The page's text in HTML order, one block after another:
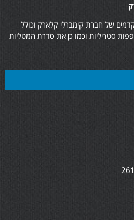
של חברת קימברלי קלארק וכולל
סטריליות וכמו כן את סדרת המטליות